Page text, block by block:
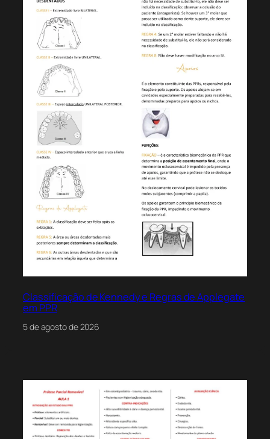
Classificação de Kennedy e Regras de Applegate
em PPR
5 de agosto de 2026